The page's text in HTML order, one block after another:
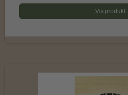
Vis produkt